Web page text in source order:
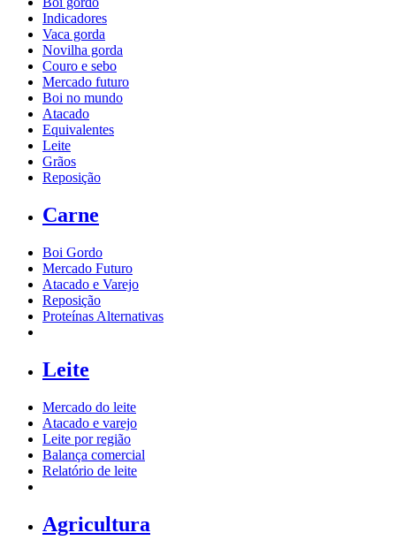
Indicadores
Vaca gorda
Novilha gorda
Couro e sebo
Mercado futuro
Boi no mundo
Atacado
Equivalentes
Leite
Grãos
Reposição
Carne
Boi Gordo
Mercado Futuro
Atacado e Varejo
Reposição
Proteínas Alternativas
Leite
Mercado do leite
Atacado e varejo
Leite por região
Balança comercial
Relatório de leite
Agricultura